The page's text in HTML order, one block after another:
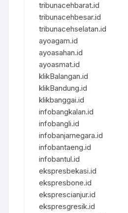
tribunacehbarat.id
tribunacehbesar.id
tribunacehselatan.id
ayoagam.id
ayoasahan.id
ayoasmat.id
klikBalangan.id
klikBandung.id
klikbanggai.id
infobangkalan.id
infobangli.id
infobanjarnegara.id
infobantaeng.id
infobantul.id
ekspresbekasi.id
ekspresbone.id
eksprescianjur.id
ekspresgresik.id